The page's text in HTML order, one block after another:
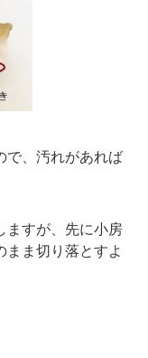
で、汚れがあれば
ますが、先に小房
まま切り落とすよ